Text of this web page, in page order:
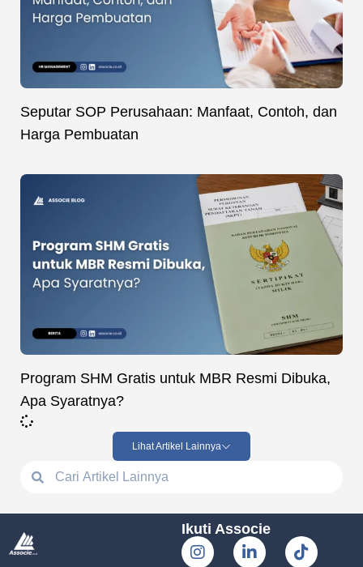
Seputar SOP Perusahaan: Manfaat, Contoh, dan
Harga Pembuatan
Program SHM Gratis untuk MBR Resmi Dibuka,
Apa Syaratnya?
Lihat Artikel Lainnya
Ikuti Associe